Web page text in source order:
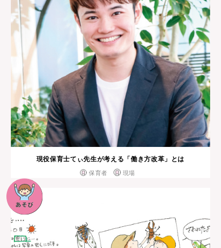
現役保育士てぃ先生が考える「働き方改革」とは
保育者 現場